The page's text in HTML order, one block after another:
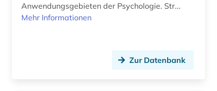
Anwendungsgebieten der Psychologie. Str...
Mehr Informationen
Zur Datenbank